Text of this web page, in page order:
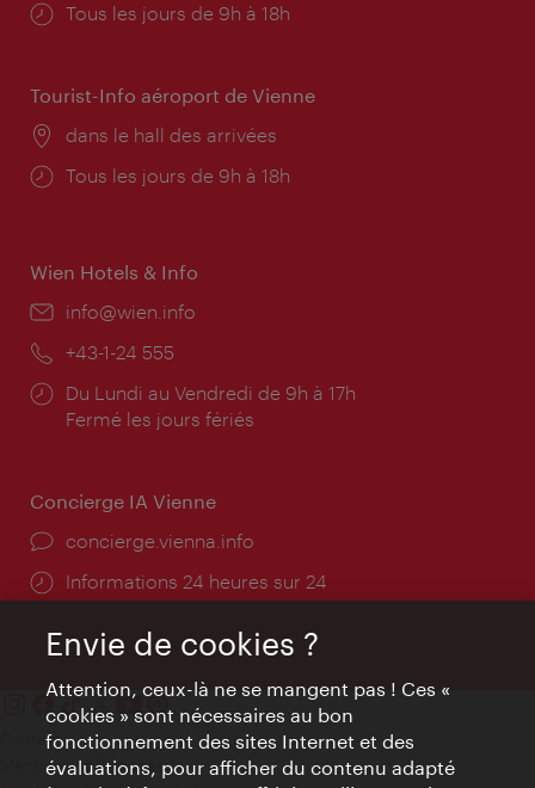
Horaires
Tous les jours de 9h à 18h
Tourist-Info aéroport de Vienne
Lieu:
dans le hall des arrivées
Horaires
Tous les jours de 9h à 18h
Wien Hotels & Info
E-
info@wien.info
Téléphone:
+43-1-24 555
Horaires
d'ouverture:
Du Lundi au Vendredi de 9h à 17h
Fermé les jours fériés
Concierge IA Vienne
Ort:
concierge.vienna.info
Öffnungszeiten:
Informations 24 heures sur 24
Contact
Mentions obligatoires
Envie de cookies ?
Attention, ceux-là ne se mangent pas ! Ces «
cookies » sont nécessaires au bon
fonctionnement des sites Internet et des
évaluations, pour afficher du contenu adapté